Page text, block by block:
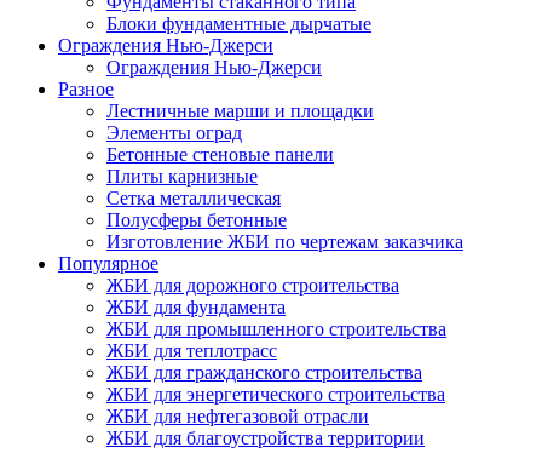
Блоки фундаментные дырчатые
Ограждения Нью-Джерси
Ограждения Нью-Джерси
Разное
Лестничные марши и площадки
Элементы оград
Бетонные стеновые панели
Плиты карнизные
Сетка металлическая
Полусферы бетонные
Изготовление ЖБИ по чертежам заказчика
Популярное
ЖБИ для дорожного строительства
ЖБИ для фундамента
ЖБИ для промышленного строительства
ЖБИ для теплотрасс
ЖБИ для гражданского строительства
ЖБИ для энергетического строительства
ЖБИ для нефтегазовой отрасли
ЖБИ для благоустройства территории